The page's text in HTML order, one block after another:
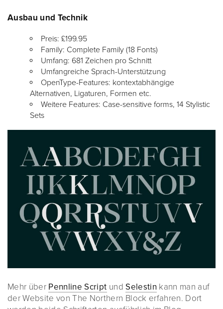
Ausbau und Technik
Preis: £199.95
Family: Complete Family (18 Fonts)
Umfang: 681 Zeichen pro Schnitt
Umfangreiche Sprach-Unterstützung
OpenType-Features: kontextabhängige
Alternativen, Ligaturen, Formen etc.
Weitere Features: Case-sensitive forms, 14 Stylistic
Sets
Mehr über Pennline Script undSelestin kann man auf
der Website von The Northern Block erfahren. Dort